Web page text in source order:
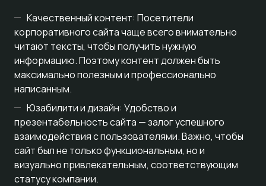
Качественный контент: Посетители
корпоративного сайта чаще всего внимательно
читают тексты, чтобы получить нужную
информацию. Поэтому контент должен быть
максимально полезным и профессионально
написанным.
Юзабилити и дизайн: Удобство и
презентабельность сайта — залог успешного
взаимодействия с пользователями. Важно, чтобы
сайт был не только функциональным, но и
визуально привлекательным, соответствующим
статусу компании.